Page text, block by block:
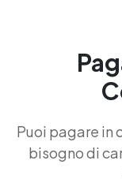
Puoi pagare in
bisogno di